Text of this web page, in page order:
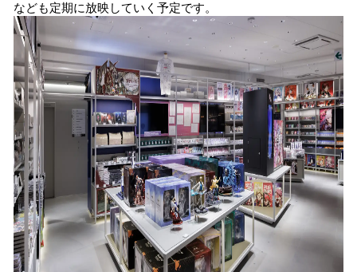
なども定期に放映していく予定です。